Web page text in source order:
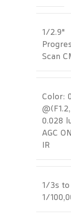
1/2.9″
Scan
Color:
0.028
AGC
IR
1/3s to
1/